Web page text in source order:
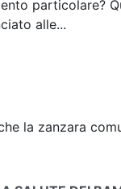
particolare?
alle...
la zanzara